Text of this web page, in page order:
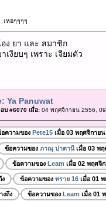
หอๆๆๆๆ
ง ยา และ สมาชิก
ยบๆ เพราะ เจียมตัว
Ya Panuwat
บ #6070 เมื่อ:04 พฤศจิกายน 2556,
ความของ Pete15เมื่อ 03 พฤศจิกายน
ข้อความของ ภาณุ ปาตานีเมื่อ 03 พฤ
ข้อความของ Leam เมื่อ 02 พฤศจิ
ง ข้อความของ ทราย 16เมื่อ 01 พ
งถึง ข้อความของ Leam เมื่อ 01